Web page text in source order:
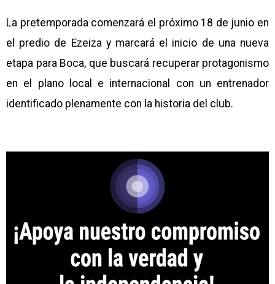
La pretemporada comenzará el próximo 18 de junio en
el predio de Ezeiza y marcará el inicio de una nueva
etapa para Boca, que buscará recuperar protagonismo
en el plano local e internacional con un entrenador
identificado plenamente con la historia del club.